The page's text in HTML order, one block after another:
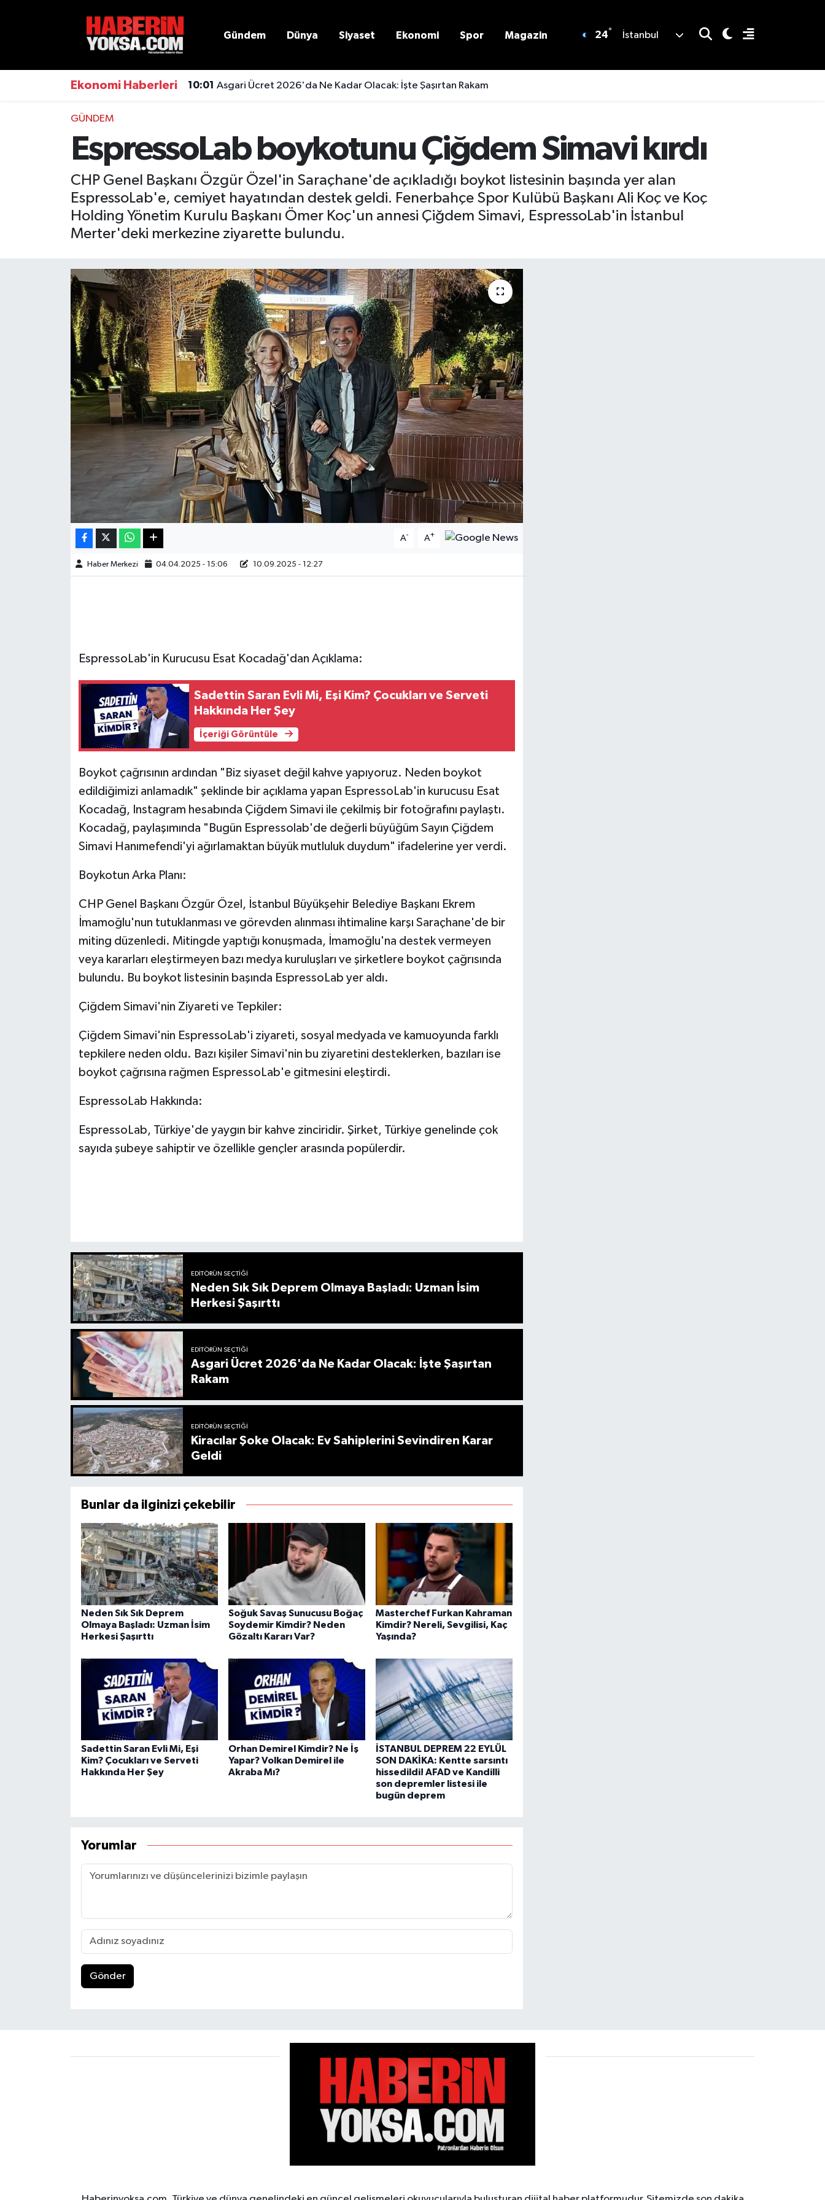
Gündem Dünya Siyaset Ekonomi Spor Magazin 24° İstanbul
Ekonomi Haberleri 10:01 Asgari Ücret 2026'da Ne Kadar Olacak: İşte Şaşırtan Rakam
GÜNDEM
EspressoLab boykotunu Çiğdem Simavi kırdı
CHP Genel Başkanı Özgür Özel'in Saraçhane'de açıkladığı boykot listesinin başında yer alan
EspressoLab'e, cemiyet hayatından destek geldi. Fenerbahçe Spor Kulübü Başkanı Ali Koç ve Koç
Holding Yönetim Kurulu Başkanı Ömer Koç'un annesi Çiğdem Simavi, EspressoLab'in İstanbul
Merter'deki merkezine ziyarette bulundu.
A- A+
Haber Merkezi 04.04.2025 - 15:06 10.09.2025 - 12:27
EspressoLab'in Kurucusu Esat Kocadağ'dan Açıklama:
Sadettin Saran Evli Mi, Eşi Kim? Çocukları ve Serveti
Hakkında Her Şey
İçeriği Görüntüle
Boykot çağrısının ardından "Biz siyaset değil kahve yapıyoruz. Neden boykot
edildiğimizi anlamadık" şeklinde bir açıklama yapan EspressoLab'in kurucusu Esat
Kocadağ, Instagram hesabında Çiğdem Simavi ile çekilmiş bir fotoğrafını paylaştı.
Kocadağ, paylaşımında "Bugün Espressolab'de değerli büyüğüm Sayın Çiğdem
Simavi Hanımefendi'yi ağırlamaktan büyük mutluluk duydum" ifadelerine yer verdi.
Boykotun Arka Planı:
CHP Genel Başkanı Özgür Özel, İstanbul Büyükşehir Belediye Başkanı Ekrem
İmamoğlu'nun tutuklanması ve görevden alınması ihtimaline karşı Saraçhane'de bir
miting düzenledi. Mitingde yaptığı konuşmada, İmamoğlu'na destek vermeyen
veya kararları eleştirmeyen bazı medya kuruluşları ve şirketlere boykot çağrısında
bulundu. Bu boykot listesinin başında EspressoLab yer aldı.
Çiğdem Simavi'nin Ziyareti ve Tepkiler:
Çiğdem Simavi'nin EspressoLab'i ziyareti, sosyal medyada ve kamuoyunda farklı
tepkilere neden oldu. Bazı kişiler Simavi'nin bu ziyaretini desteklerken, bazıları ise
boykot çağrısına rağmen EspressoLab'e gitmesini eleştirdi.
EspressoLab Hakkında:
EspressoLab, Türkiye'de yaygın bir kahve zinciridir. Şirket, Türkiye genelinde çok
sayıda şubeye sahiptir ve özellikle gençler arasında popülerdir.
EDITÖRÜN SEÇTIĞI
Neden Sık Sık Deprem Olmaya Başladı: Uzman İsim
Herkesi Şaşırttı
EDITÖRÜN SEÇTIĞI
Asgari Ücret 2026'da Ne Kadar Olacak: İşte Şaşırtan
Rakam
EDITÖRÜN SEÇTIĞI
Kiracılar Şoke Olacak: Ev Sahiplerini Sevindiren Karar
Geldi
Bunlar da ilginizi çekebilir
Neden Sık Sık Deprem
Olmaya Başladı: Uzman İsim
Herkesi Şaşırttı
Soğuk Savaş Sunucusu Boğaç
Soydemir Kimdir? Neden
Gözaltı Kararı Var?
Masterchef Furkan Kahraman
Kimdir? Nereli, Sevgilisi, Kaç
Yaşında?
Sadettin Saran Evli Mi, Eşi
Kim? Çocukları ve Serveti
Hakkında Her Şey
Orhan Demirel Kimdir? Ne İş
Yapar? Volkan Demirel ile
Akraba Mı?
İSTANBUL DEPREM 22 EYLÜL
SON DAKİKA: Kentte sarsıntı
hissedildi! AFAD ve Kandilli
son depremler listesi ile
bugün deprem
Yorumlar
Gönder
Gündem
Magazin
Teknoloji
Hava Durumu
Tüm Manşetler
Haber Arşivi